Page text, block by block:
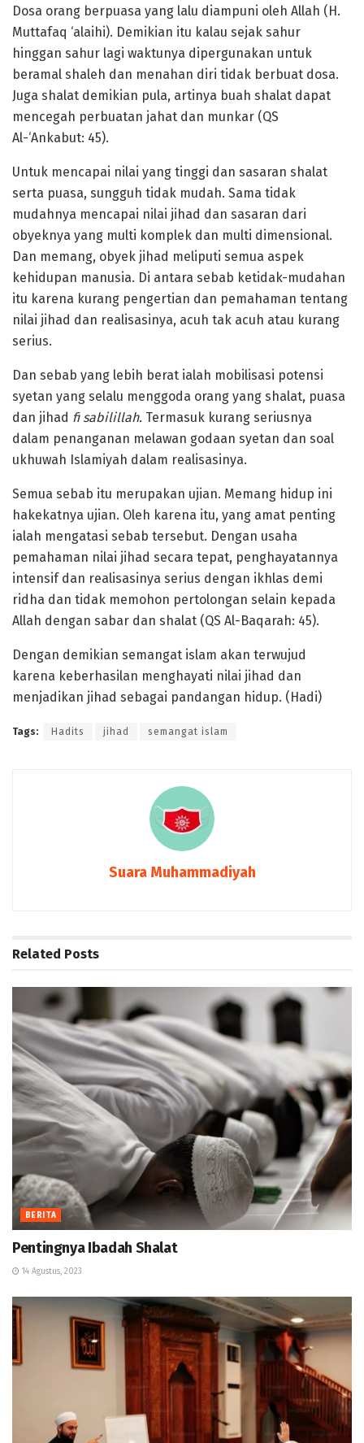
Dosa orang berpuasa yang lalu diampuni oleh Allah (H.
Muttafaq ‘alaihi). Demikian itu kalau sejak sahur
hinggan sahur lagi waktunya dipergunakan untuk
beramal shaleh dan menahan diri tidak berbuat dosa.
Juga shalat demikian pula, artinya buah shalat dapat
mencegah perbuatan jahat dan munkar (QS
Al-‘Ankabut: 45).
Untuk mencapai nilai yang tinggi dan sasaran shalat
serta puasa, sungguh tidak mudah. Sama tidak
mudahnya mencapai nilai jihad dan sasaran dari
obyeknya yang multi komplek dan multi dimensional.
Dan memang, obyek jihad meliputi semua aspek
kehidupan manusia. Di antara sebab ketidak-mudahan
itu karena kurang pengertian dan pemahaman tentang
nilai jihad dan realisasinya, acuh tak acuh atau kurang
serius.
Dan sebab yang lebih berat ialah mobilisasi potensi
syetan yang selalu menggoda orang yang shalat, puasa
dan jihad fi sabilillah. Termasuk kurang seriusnya
dalam penanganan melawan godaan syetan dan soal
ukhuwah Islamiyah dalam realisasinya.
Semua sebab itu merupakan ujian. Memang hidup ini
hakekatnya ujian. Oleh karena itu, yang amat penting
ialah mengatasi sebab tersebut. Dengan usaha
pemahaman nilai jihad secara tepat, penghayatannya
intensif dan realisasinya serius dengan ikhlas demi
ridha dan tidak memohon pertolongan selain kepada
Allah dengan sabar dan shalat (QS Al-Baqarah: 45).
Dengan demikian semangat islam akan terwujud
karena keberhasilan menghayati nilai jihad dan
menjadikan jihad sebagai pandangan hidup. (Hadi)
Tags: Hadits jihad semangat islam
Suara Muhammadiyah
Related Posts
BERITA
Pentingnya Ibadah Shalat
14 Agustus, 2023